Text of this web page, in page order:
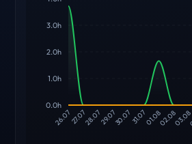
3.0h
2.0h
1.0h
0.0h
26.0727.0728.0729.0730.0731.0701.0802.08